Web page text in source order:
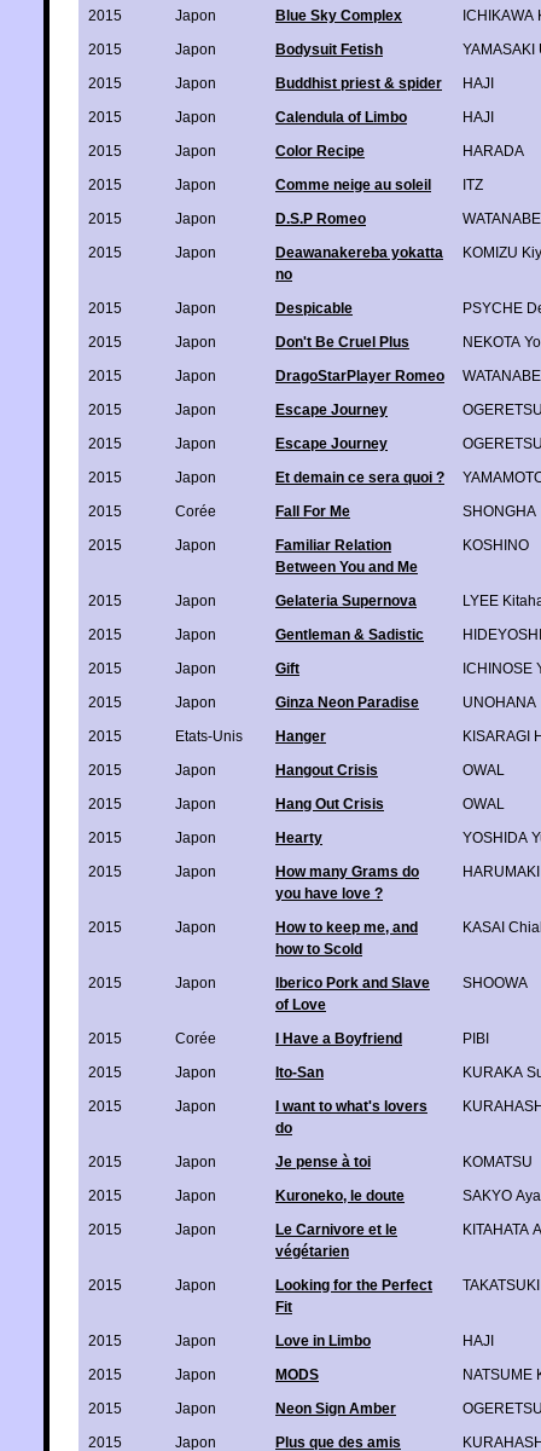
2015
Japon Blue Sky Complex
ICHIKAWA
2015
Japon Bodysuit Fetish
YAMASAKI
2015
Japon Buddhist priest & spider
HAJI
2015
Japon Calendula of Limbo
HAJI
2015
Japon Color Recipe
HARADA
2015
Japon Comme neige au soleil
ITZ
2015
Japon D.S.P Romeo
2015
Japon
Deawanakereba yokatta
no
KOMIZU
2015 Japon Despicable
PSYCHE
2015
Japon Don't Be Cruel Plus
NEKOTA
2015
Japon DragoStarPlayer Romeo
2015
Japon Escape Journey
2015
Japon Escape Journey
2015
Japon Et demain ce sera quoi ?
2015
Corée Fall For Me
SHONGHA
2015
Japon
Familiar Relation
Between You and Me
KOSHINO
2015 Japon Gelateria Supernova
LYEE
2015
Japon Gentleman & Sadistic
2015
Japon Gift
ICHINOSE
2015
Japon Ginza Neon Paradise
UNOHANA
2015
Etats-Unis Hanger
KISARAGI
2015
Japon Hangout Crisis
OWAL
2015
Japon Hang Out Crisis
OWAL
2015
Japon Hearty
YOSHIDA
2015
Japon
How many Grams do
you have love ?
2015 Japon
How to keep me, and
how to Scold
KASAI
2015 Japon
Iberico Pork and Slave
of Love
SHOOWA
2015 Corée I Have a Boyfriend
PIBI
2015
Japon Ito-San
KURAKA
2015
Japon
I want to what's lovers
do
2015 Japon Je pense à toi
KOMATSU
2015
Japon Kuroneko, le doute
SAKYO Aya
2015
Japon
Le Carnivore et le
végétarien
KITAHATA
2015 Japon
Looking for the Perfect
Fit
2015 Japon Love in Limbo
HAJI
2015
Japon MODS
NATSUME
2015
Japon Neon Sign Amber
2015
Japon Plus que des amis